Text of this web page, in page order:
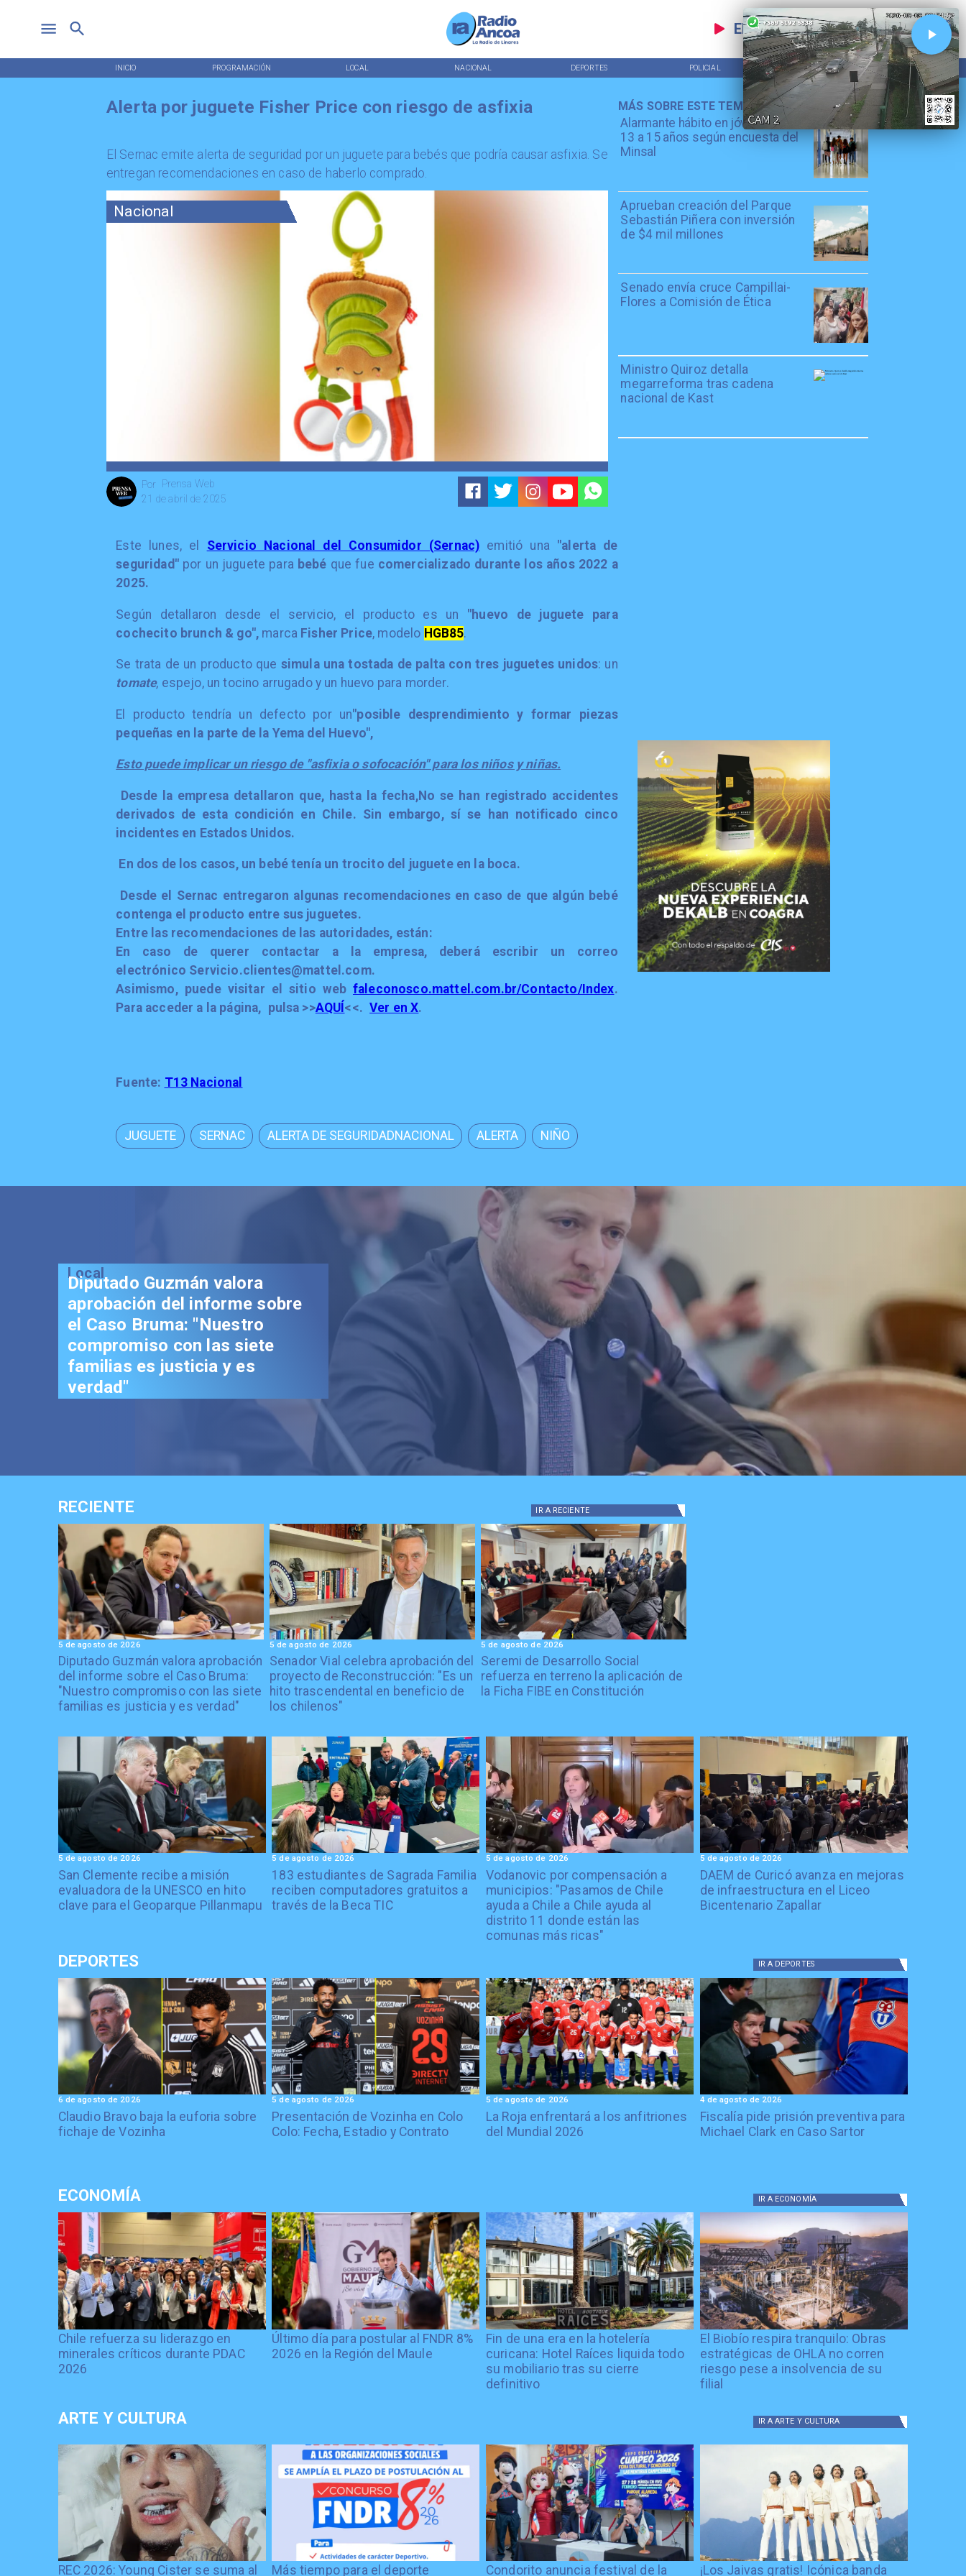
EN VIVO
INICIO PROGRAMACIÓN LOCAL NACIONAL DEPORTES POLICIAL TENDENCIAS
Nacional
Prensa Web
Por
21 de abril de 2025
Alarmante hábito en jóvenes de
13 a 15 años según encuesta del
Minsal
Aprueban creación del Parque
Sebastián Piñera con inversión
de $4 mil millones
Senado envía cruce Campillai-
Flores a Comisión de Ética
Ministro Quiroz detalla
megarreforma tras cadena
nacional de Kast
MÁS SOBRE ESTE TEMA
Alerta por juguete Fisher Price con riesgo de asfixia
El Sernac emite alerta de seguridad por un juguete para bebés que podría causar asfixia. Se
entregan recomendaciones en caso de haberlo comprado.
Este lunes, el Servicio Nacional del Consumidor (Sernac) emitió una "alerta de
seguridad"por un juguete para bebé que fue comercializado durante los años 2022 a
2025.
Según detallaron desde el servicio, el producto es un "huevo de juguete para
cochecito brunch & go", marca Fisher Price, modelo HGB85.
Se trata de un producto que simula una tostada de palta con tres juguetes unidos: un
tomate, espejo, un tocino arrugado y un huevo para morder.
El producto tendría un defecto por un"posible desprendimiento y formar piezas
pequeñas en la parte de la Yema del Huevo",
Esto puede implicar un riesgo de "asfixia o sofocación" para los niños y niñas.
Desde la empresa detallaron que, hasta la fecha,No se han registrado accidentes
derivados de esta condición en Chile. Sin embargo, sí se han notificado cinco
incidentes en Estados Unidos.
En dos de los casos, un bebé tenía un trocito del juguete en la boca.
Desde el Sernac entregaron algunas recomendaciones en caso de que algún bebé
contenga el producto entre sus juguetes.
Entre las recomendaciones de las autoridades, están:
En caso de querer contactar a la empresa, deberá escribir un correo
electrónico Servicio.clientes@mattel.com.
Asimismo, puede visitar el sitio web faleconosco.mattel.com.br/Contacto/Index.
Para acceder a la página, pulsa >>AQUÍ<<.Ver en X.
Fuente: T13 Nacional
JUGUETE SERNAC ALERTA DE SEGURIDADNACIONAL ALERTA NIÑO
Local
Diputado Guzmán valora
aprobación del informe sobre
el Caso Bruma: "Nuestro
compromiso con las siete
familias es justicia y es
verdad"
RECIENTE IR A RECIENTE
Diputado Guzmán valora aprobación
del informe sobre el Caso Bruma:
"Nuestro compromiso con las siete
familias es justicia y es verdad"
5 de agosto de 2026
Senador Vial celebra aprobación del
proyecto de Reconstrucción: "Es un
hito trascendental en beneficio de
los chilenos"
5 de agosto de 2026
Seremi de Desarrollo Social
refuerza en terreno la aplicación de
la Ficha FIBE en Constitución
5 de agosto de 2026
San Clemente recibe a misión
evaluadora de la UNESCO en hito
clave para el Geoparque Pillanmapu
5 de agosto de 2026
183 estudiantes de Sagrada Familia
reciben computadores gratuitos a
través de la Beca TIC
5 de agosto de 2026
Vodanovic por compensación a
municipios: "Pasamos de Chile
ayuda a Chile a Chile ayuda al
distrito 11 donde están las
comunas más ricas"
5 de agosto de 2026
DAEM de Curicó avanza en mejoras
de infraestructura en el Liceo
Bicentenario Zapallar
5 de agosto de 2026
DEPORTES IR A DEPORTES
Claudio Bravo baja la euforia sobre
fichaje de Vozinha
6 de agosto de 2026
Presentación de Vozinha en Colo
Colo: Fecha, Estadio y Contrato
5 de agosto de 2026
La Roja enfrentará a los anfitriones
del Mundial 2026
5 de agosto de 2026
Fiscalía pide prisión preventiva para
Michael Clark en Caso Sartor
4 de agosto de 2026
ECONOMÍA IR A ECONOMÍA
Chile refuerza su liderazgo en
minerales críticos durante PDAC
2026
Último día para postular al FNDR 8%
2026 en la Región del Maule
Fin de una era en la hotelería
curicana: Hotel Raíces liquida todo
su mobiliario tras su cierre
definitivo
El Biobío respira tranquilo: Obras
estratégicas de OHLA no corren
riesgo pese a insolvencia de su
filial
ARTE Y CULTURA IR A ARTE Y CULTURA
REC 2026: Young Cister se suma al Más tiempo para el deporte Condorito anuncia festival de la ¡Los Jaivas gratis! Icónica banda